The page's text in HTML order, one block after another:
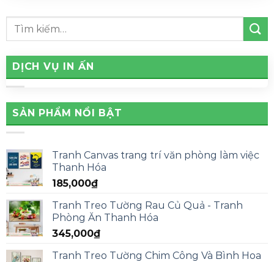
DỊCH VỤ IN ẤN
SẢN PHẨM NỔI BẬT
Tranh Canvas trang trí văn phòng làm việc
Thanh Hóa
185,000₫
Tranh Treo Tường Rau Củ Quả - Tranh
Phòng Ăn Thanh Hóa
345,000₫
Tranh Treo Tường Chim Công Và Bình Hoa